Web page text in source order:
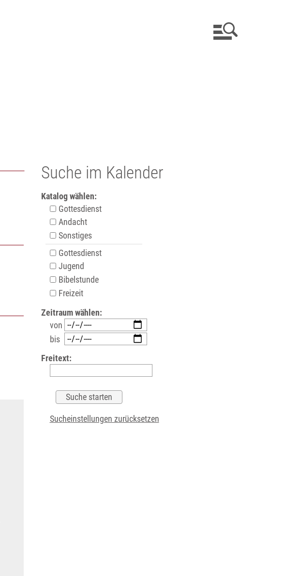
Suche im Kalender
Katalog wählen:
Gottesdienst
Andacht
Sonstiges
Gottesdienst
Jugend
Bibelstunde
Freizeit
Zeitraum wählen:
von
bis
Freitext:
Sucheinstellungen zurücksetzen